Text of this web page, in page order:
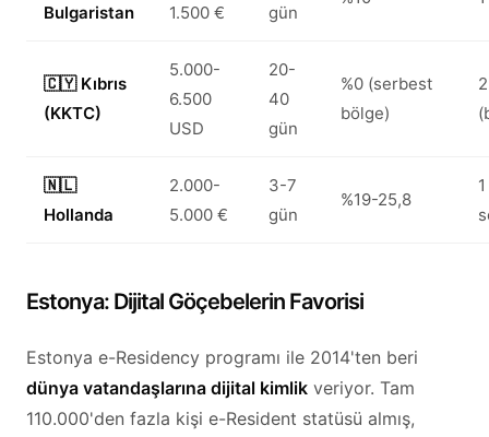
Bulgaristan 1.500 € gün
🇨🇾 Kıbrıs
(KKTC)
5.000-
6.500
USD
20-
40
gün
%0 (serbest
bölge)
🇳🇱
Hollanda
2.000-
5.000 €
3-7
gün
%19-25,8
Estonya: Dijital Göçebelerin Favorisi
Estonya e-Residency programı ile 2014'ten beri
dünya vatandaşlarına dijital kimlik veriyor. Tam
110.000'den fazla kişi e-Resident statüsü almış,